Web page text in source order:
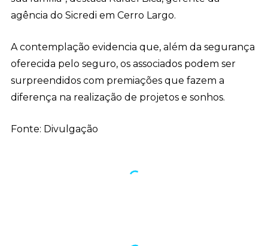
agência do Sicredi em Cerro Largo.
A contemplação evidencia que, além da segurança
oferecida pelo seguro, os associados podem ser
surpreendidos com premiações que fazem a
diferença na realização de projetos e sonhos.
Fonte: Divulgação